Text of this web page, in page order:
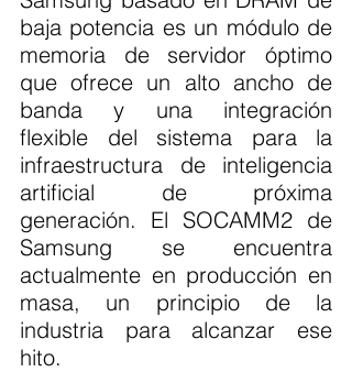
baja potencia es un módulo de
memoria de servidor óptimo
que ofrece un alto ancho de
banda y una integración
flexible del sistema para la
infraestructura de inteligencia
artificial de próxima
generación. El SOCAMM2 de
Samsung se encuentra
actualmente en producción en
masa, un principio de la
industria para alcanzar ese
hito.